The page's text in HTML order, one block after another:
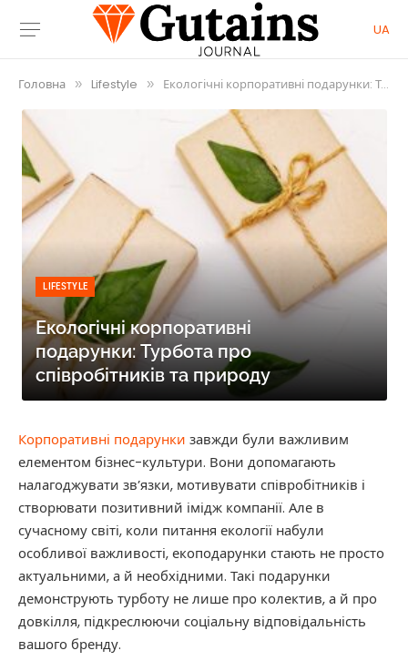
UA
Головна » Lifestyle » Екологічні корпоративні подарунки: Турбота про співробітників та природу
LIFESTYLE
Екологічні корпоративні
подарунки: Турбота про
співробітників та природу
Корпоративні подарунки завжди були важливим
елементом бізнес-культури. Вони допомагають
налагоджувати зв’язки, мотивувати співробітників і
створювати позитивний імідж компанії. Але в
сучасному світі, коли питання екології набули
особливої важливості, екоподарунки стають не просто
актуальними, а й необхідними. Такі подарунки
демонструють турботу не лише про колектив, а й про
довкілля, підкреслюючи соціальну відповідальність
вашого бренду.